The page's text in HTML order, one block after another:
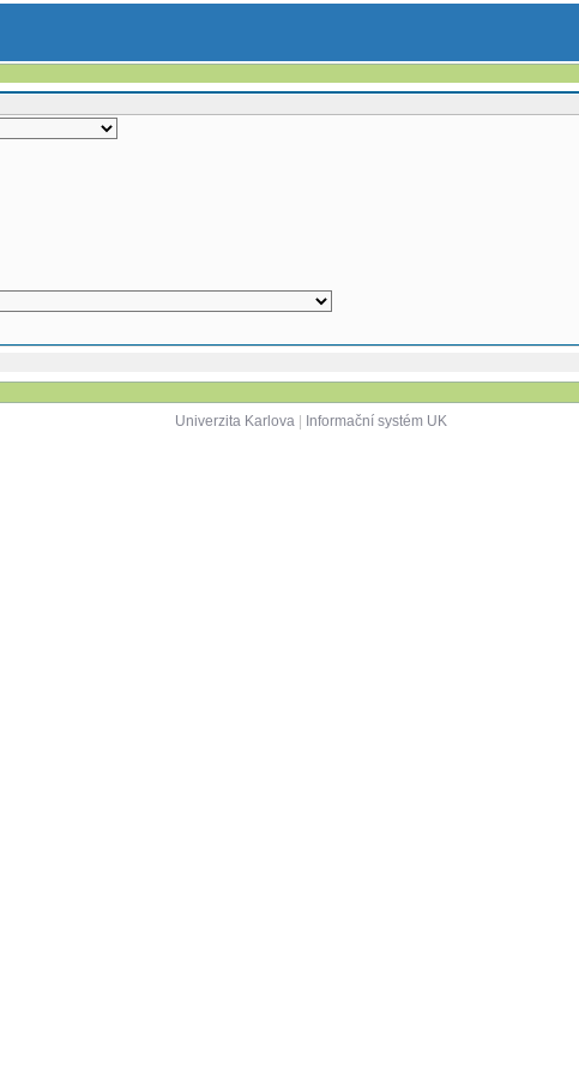
Univerzita Karlova| Informační systém UK